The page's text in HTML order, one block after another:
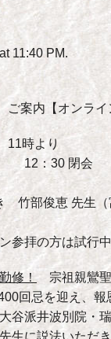
11:40 PM.
案内【オンライ
時より
12：30 閉会
部俊恵 先生（
拝の方は試行中
修！宗祖親鸞聖
回忌を迎え、
谷派井波別院・
生に説法いただ